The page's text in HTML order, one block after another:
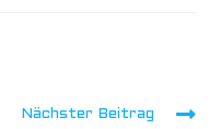
Nächster Beitrag